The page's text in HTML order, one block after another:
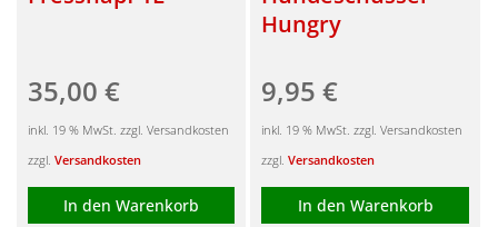
35,00 €
inkl. 19 % MwSt. zzgl. Versandkosten
zzgl. Versandkosten
In den Warenkorb
Hungry
9,95€
inkl. 19 % MwSt. zzgl. Versandkosten
zzgl.Versandkosten
In den Warenkorb